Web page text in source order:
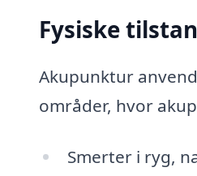
Fysiske
Akupunktur
områder, hvor
Smerter i ryg,